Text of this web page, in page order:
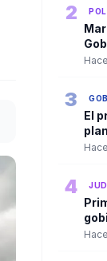
2
3
El
4